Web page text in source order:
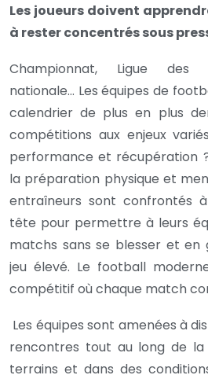
Les joueurs doivent
à rester concentrés sous
Championnat, Ligue des
nationale… Les équipes de
calendrier de plus en plus
compétitions aux enjeux
performance et récupération
la préparation physique et
entraîneurs sont confrontés
tête pour permettre à leurs
matchs sans se blesser et en
jeu élevé. Le football
compétitif où chaque match
Les équipes sont amenées à
rencontres tout au long de la
terrains et dans des